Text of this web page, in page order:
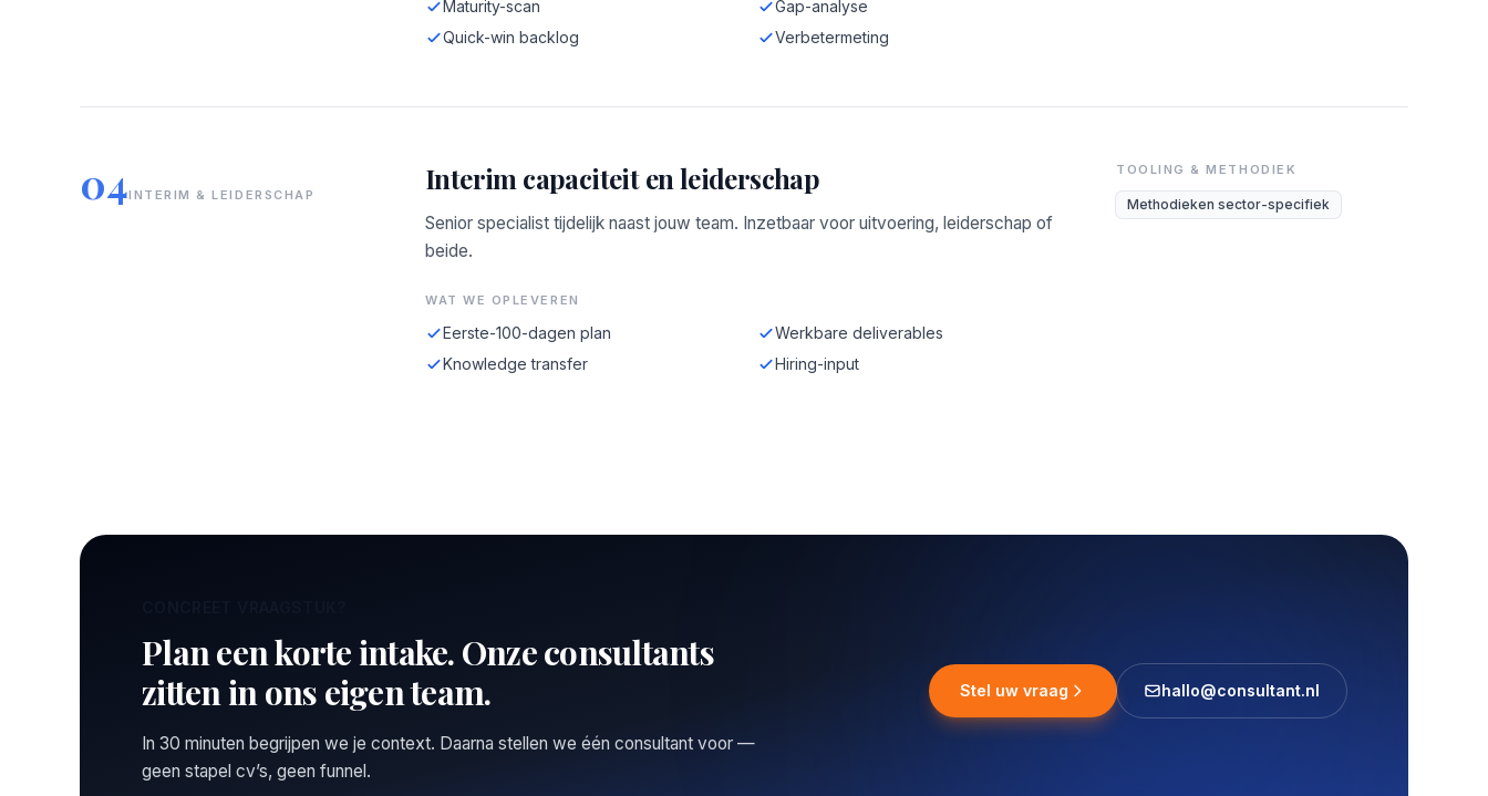
Maturity-scan
Gap-analyse
Quick-win backlog
Verbetermeting
04INTERIM & LEIDERSCHAP Interim capaciteit en leiderschap
Senior specialist tijdelijk naast jouw team. Inzetbaar voor uitvoering, leiderschap of
beide.
WAT WE OPLEVEREN
Eerste-100-dagen plan
Werkbare deliverables
Knowledge transfer
Hiring-input
TOOLING & METHODIEK
Methodieken sector-specifiek
Plan een korte intake. Onze consultants
zitten in ons eigen team.
In 30 minuten begrijpen we je context. Daarna stellen we één consultant voor —
geen stapel cv’s, geen funnel.
Stel uw vraag hallo@consultant.nl